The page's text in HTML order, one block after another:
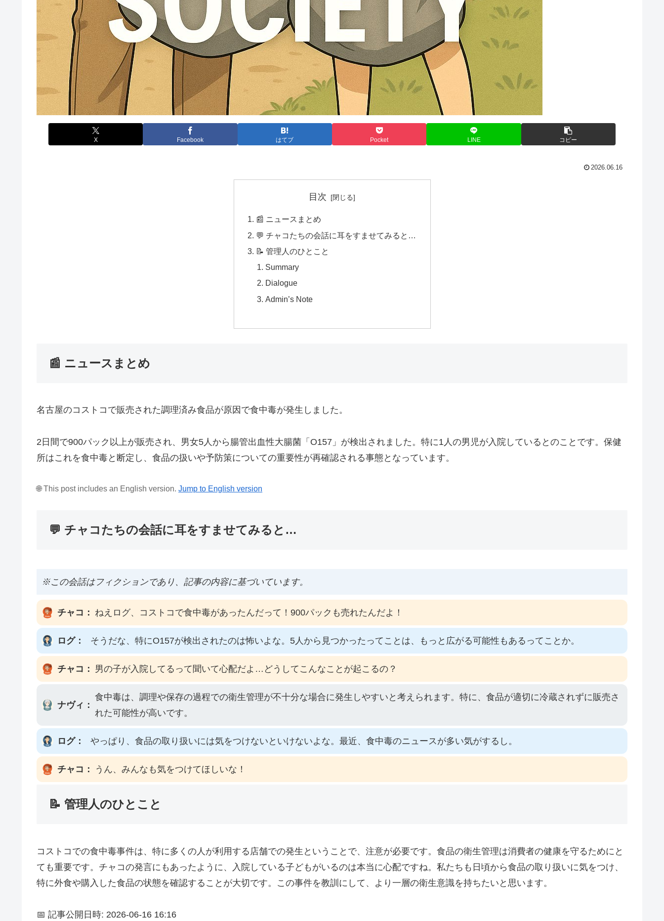
X Facebook はてブ Pocket LINE コピー
2026.06.16
目次
📰 ニュースまとめ
💬 チャコたちの会話に耳をすませてみると…
📝 管理人のひとこと
Summary
Dialogue
Admin’s Note
📰 ニュースまとめ
名古屋のコストコで販売された調理済み食品が原因で食中毒が発生しました。
2日間で900パック以上が販売され、男女5人から腸管出血性大腸菌「O157」が検出されました。特に1人の男児が入院しているとのことです。保健
所はこれを食中毒と断定し、食品の扱いや予防策についての重要性が再確認される事態となっています。
🌐 This post includes an English version. Jump to English version
💬 チャコたちの会話に耳をすませてみると…
※この会話はフィクションであり、記事の内容に基づいています。
チャコ： ねえログ、コストコで食中毒があったんだって！900パックも売れたんだよ！
ログ： そうだな、特にO157が検出されたのは怖いよな。5人から見つかったってことは、もっと広がる可能性もあるってことか。
チャコ： 男の子が入院してるって聞いて心配だよ…どうしてこんなことが起こるの？
ナヴィ：
食中毒は、調理や保存の過程での衛生管理が不十分な場合に発生しやすいと考えられます。特に、食品が適切に冷蔵されずに販売さ
れた可能性が高いです。
ログ： やっぱり、食品の取り扱いには気をつけないといけないよな。最近、食中毒のニュースが多い気がするし。
チャコ： うん、みんなも気をつけてほしいな！
📝 管理人のひとこと
コストコでの食中毒事件は、特に多くの人が利用する店舗での発生ということで、注意が必要です。食品の衛生管理は消費者の健康を守るためにと
ても重要です。チャコの発言にもあったように、入院している子どもがいるのは本当に心配ですね。私たちも日頃から食品の取り扱いに気をつけ、
特に外食や購入した食品の状態を確認することが大切です。この事件を教訓にして、より一層の衛生意識を持ちたいと思います。
📅 記事公開日時: 2026-06-16 16:16